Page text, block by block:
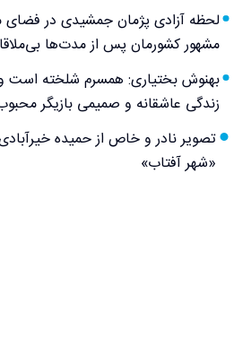
لحظه آزادی پژمان جمشیدی در فضای
مشهور کشورمان پس از مدت‌ها
بهنوش بختیاری: همسرم شلخته
زندگی عاشقانه و صمیمی بازیگر
«شهر آفتاب»